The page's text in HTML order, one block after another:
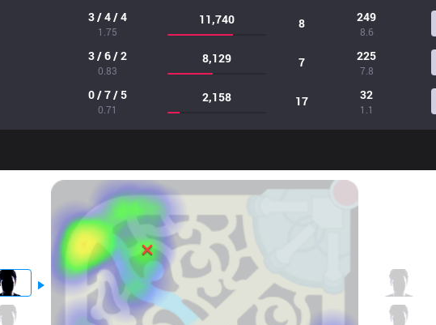
3 / 4 / 4
1.75
11,740 8 249
8.6
3 / 6 / 2
0.83
8,129 7 225
7.8
0 / 7 / 5
0.71
2,158 17 32
1.1